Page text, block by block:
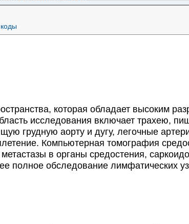
системы
кишечника
бронхоскопия
которая обладает высоким
исследования включает трахею,
грудную аорту и дугу, легочные
Компьютерная томография
в органы средостения,
полное обследование лимфатических